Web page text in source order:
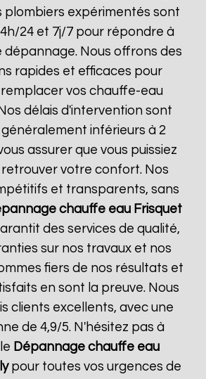
plombiers expérimentés sont
24 et 7j/7 pour répondre à
dépannage. Nous offrons des
rapides et efficaces pour
vos chauffe-eau
délais d'intervention sont
inférieurs à 2
assurer que vous puissiez
votre confort. Nos
et transparents, sans
chauffe eau Frisquet
des services de qualité,
sur nos travaux et nos
fiers de nos résultats et
en sont la preuve. Nous
clients excellents, avec une
de 4,9/5. N'hésitez pas à
Dépannage chauffe eau
pour toutes vos urgences de